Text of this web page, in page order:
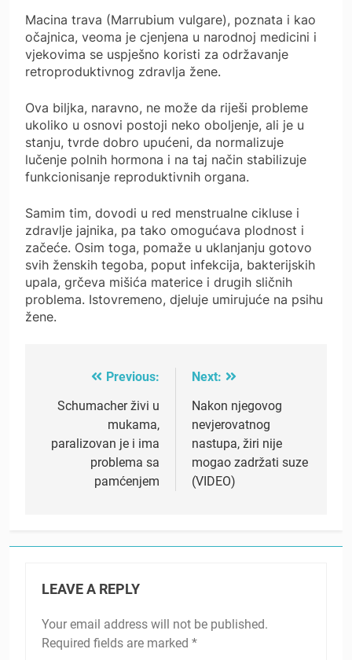
Macina trava (Marrubium vulgare), poznata i kao
očajnica, veoma je cjenjena u narodnoj medicini i
vjekovima se uspješno koristi za održavanje
retroproduktivnog zdravlja žene.
Ova biljka, naravno, ne može da riješi probleme
ukoliko u osnovi postoji neko oboljenje, ali je u
stanju, tvrde dobro upućeni, da normalizuje
lučenje polnih hormona i na taj način stabilizuje
funkcionisanje reproduktivnih organa.
Samim tim, dovodi u red menstrualne cikluse i
zdravlje jajnika, pa tako omogućava plodnost i
začeće. Osim toga, pomaže u uklanjanju gotovo
svih ženskih tegoba, poput infekcija, bakterijskih
upala, grčeva mišića materice i drugih sličnih
problema. Istovremeno, djeluje umirujuće na psihu
žene.
navigation
Previous:
Schumacher živi u
mukama,
paralizovan je i ima
problema sa
pamćenjem
Next:
Nakon njegovog
nevjerovatnog
nastupa, žiri nije
mogao zadržati suze
(VIDEO)
LEAVE A REPLY
Your email address will not be published.
Required fields are marked *